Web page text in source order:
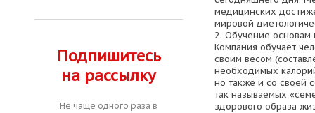
Подпишитесь
на рассылку
Не чаще одного раза в
медицинских
мировой
2. Обучение основам
Компания обучает
своим весом
необходимых
но также и со своей
так называемых
здорового образа